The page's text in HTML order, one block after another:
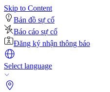
Skip to Content
Bản đồ sự cố
Báo cáo sự cố
Đăng ký nhận thông báo
Select language